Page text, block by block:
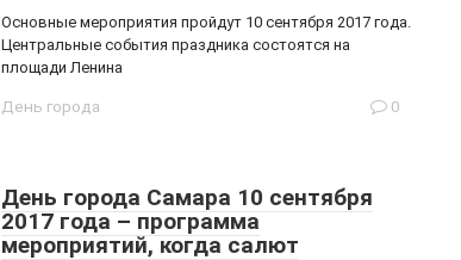
Основные мероприятия пройдут 10 сентября 2017 года.
Центральные события праздника состоятся на
площади Ленина
День города 0
День города Самара 10 сентября
2017 года – программа
мероприятий, когда салют